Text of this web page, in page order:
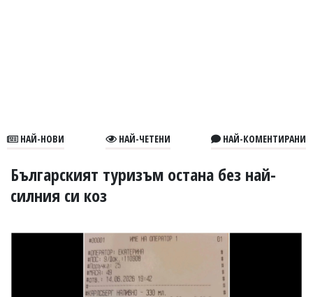
В
УКРАЙНА
РАЗСЛЕДВАНЕ
НАЙ-НОВИ НАЙ-ЧЕТЕНИ НАЙ-КОМЕНТИРАНИ
Българският туризъм остана без най-
силния си коз